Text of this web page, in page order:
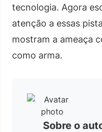
tecnologia. Agora
atenção a essas
mostram a ameaça
como arma.
Sobre o